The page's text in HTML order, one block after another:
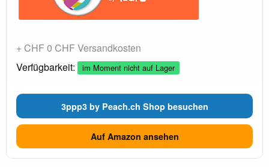
+ CHF 0 CHF Versandkosten
Verfügbarkeit:
im Moment nicht auf Lager
3ppp3 by Peach.ch Shop besuchen
Auf Amazon ansehen